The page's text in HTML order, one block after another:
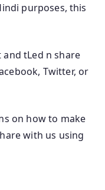
purposes, this
tLed n share
Twitter, or
on how to make
with us using